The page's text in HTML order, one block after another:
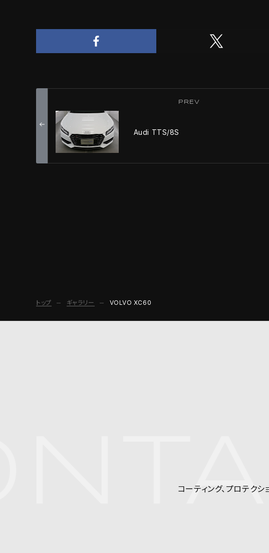
PREV
Audi TTS/8S
トップ ギャラリー VOLVO XC60
コーティング、プロテクシ